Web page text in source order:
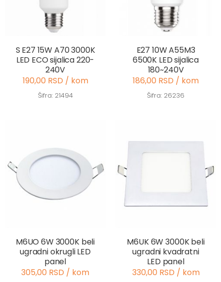
S E27 15W A70 3000K
LED ECO sijalica 220-
240V
190,00 RSD / kom
Šifra: 21494
E27 10W A55M3
6500K LED sijalica
180~240V
186,00 RSD / kom
Šifra: 26236
M6UO 6W 3000K beli
ugradni okrugli LED
panel
305,00 RSD / kom
M6UK 6W 3000K beli
ugradni kvadratni
LED panel
330,00 RSD / kom